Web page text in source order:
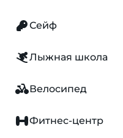
Сейф
Лыжная школа
Велосипед
Фитнес-центр